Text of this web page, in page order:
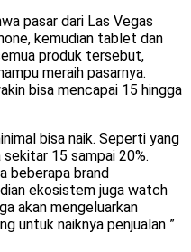
pasar dari Las Vegas
kemudian tablet dan
produk tersebut,
meraih pasarnya.
bisa mencapai 15 hingga
bisa naik. Seperti yang
15 sampai 20%.
beberapa brand
ekosistem juga watch
akan mengeluarkan
untuk naiknya penjualan ”